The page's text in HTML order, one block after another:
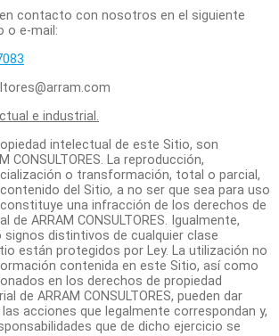
contacto con nosotros en el siguiente
o e-mail:
e industrial.
intelectual de este Sitio, son
CONSULTORES. La reproducción,
o transformación, total o parcial,
del Sitio, a no ser que sea para uso
una infracción de los derechos de
de ARRAM CONSULTORES. Igualmente,
distintivos de cualquier clase
están protegidos por Ley. La utilización no
contenida en este Sitio, así como
en los derechos de propiedad
de ARRAM CONSULTORES, pueden dar
las acciones que legalmente correspondan y,
que de dicho ejercicio se